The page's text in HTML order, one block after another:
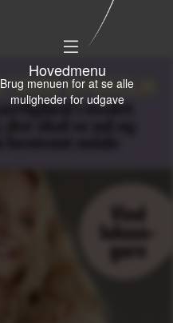
Hovedmenu
Brug menuen for at se alle
muligheder for udgave